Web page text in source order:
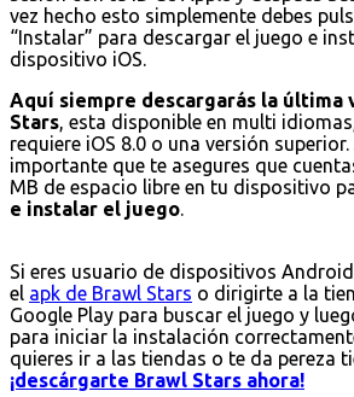
vez hecho esto simplemente debes
“Instalar” para descargar el juego e
dispositivo iOS.
Aquí siempre descargarás la última
Stars, esta disponible en multi
requiere iOS 8.0 o una versión
importante que te asegures que
MB de espacio libre en tu dispositivo
e instalar el juego.
Si eres usuario de dispositivos
el apk de Brawl Stars o dirigirte a la
Google Play para buscar el juego y
para iniciar la instalación
quieres ir a las tiendas o te da pereza
¡descárgarte Brawl Stars ahora!